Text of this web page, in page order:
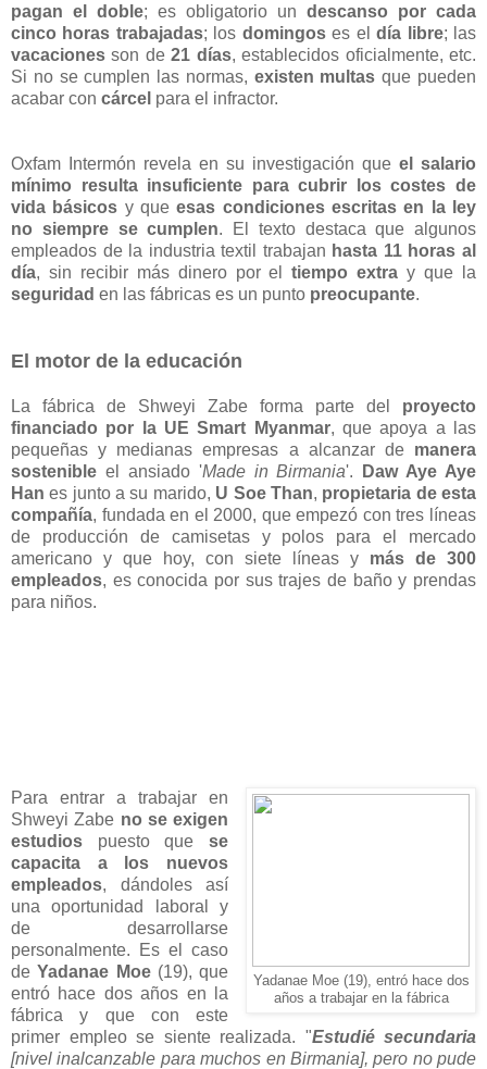
pagan el doble; es obligatorio un descanso por cada
cinco horas trabajadas; los domingoses eldía libre; las
vacaciones son de21 días, establecidos oficialmente, etc.
Si no se cumplen las normas, existen multasque pueden
acabar con cárcel para el infractor.
Oxfam Intermón revela en su investigación que el salario
mínimo resulta insuficiente para cubrir los costes de
vida básicos y que esas condiciones escritas en la ley
no siempre se cumplen. El texto destaca que algunos
empleados de la industria textil trabajan hasta 11 horas al
día, sin recibir más dinero por eltiempo extra y que la
seguridad en las fábricas es un punto preocupante.
El motor de la educación
La fábrica de Shweyi Zabe forma parte del proyecto
financiado por la UE Smart Myanmar, que apoya a las
pequeñas y medianas empresas a alcanzar de manera
sostenible el ansiado 'Made in Birmania'.
Daw Aye Aye
Han es junto a su marido, U Soe Than, propietaria de esta
compañía, fundada en el 2000, que empezó con tres líneas
de producción de camisetas y polos para el mercado
americano y que hoy, con siete líneas y más de 300
empleados, es conocida por sus trajes de baño y prendas
para niños.
Yadanae Moe (19), entró hace dos
años a trabajar en la fábrica
Para entrar a trabajar en
Shweyi Zabe no se exigen
estudios puesto quese
capacita a los nuevos
empleados, dándoles así
una oportunidad laboral y
de desarrollarse
personalmente. Es el caso
deYadanae Moe(19), que
entró hace dos años en la
fábrica y que con este
primer empleo se siente realizada. "Estudié secundaria
[nivel inalcanzable para muchos en Birmania], pero no pude